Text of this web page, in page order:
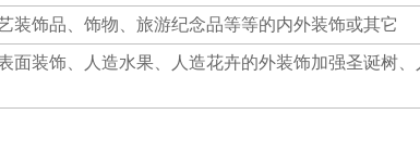
装饰品、饰物、旅游纪念品等等的内外装饰或其它
面装饰、人造水果、人造花卉的外装饰加强圣诞树